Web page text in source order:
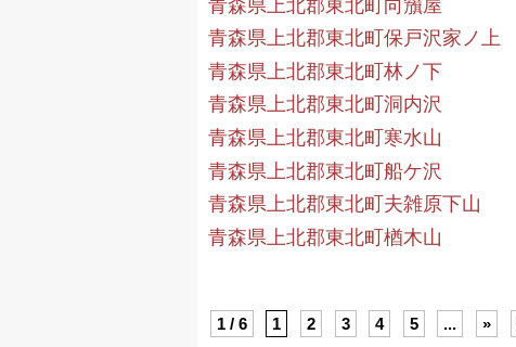
青森県上北郡東北町向籏屋
青森県上北郡東北町保戸沢家ノ上
青森県上北郡東北町林ノ下
青森県上北郡東北町洞内沢
青森県上北郡東北町寒水山
青森県上北郡東北町船ケ沢
青森県上北郡東北町夫雑原下山
青森県上北郡東北町楢木山
1 / 6 1 2 3 4 5 ... »